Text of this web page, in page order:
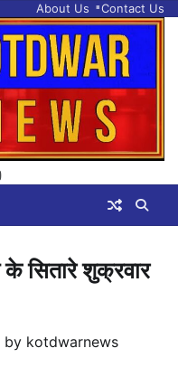
About Us Contact Us
सितारे शुक्रवार
by kotdwarnews